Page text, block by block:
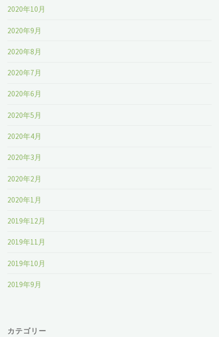
2020年10月
2020年9月
2020年8月
2020年7月
2020年6月
2020年5月
2020年4月
2020年3月
2020年2月
2020年1月
2019年12月
2019年11月
2019年10月
2019年9月
カテゴリー